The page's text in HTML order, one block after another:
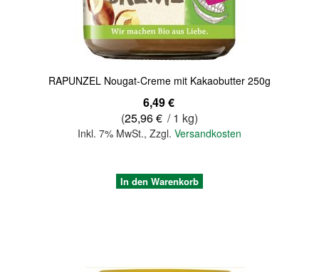
RAPUNZEL Nougat-Creme mit Kakaobutter 250g
6,49 €
(25,96 € / 1 kg)
Inkl. 7% MwSt., Zzgl. Versandkosten
In den Warenkorb